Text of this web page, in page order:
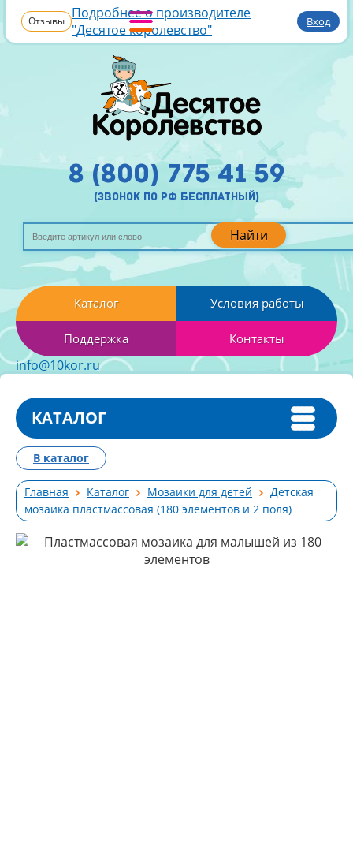
Отзывы Подробнее о производителе
"Десятое королевство"
Вход
Найти
8 (800) 775 41 59
(звонок по рф бесплатный)
Каталог Условия работы
Поддержка Контакты
info@10kor.ru
КАТАЛОГ
Главная Каталог Мозаики для детей
Детская
мозаика пластмассовая (180 элементов и 2 поля)
В каталог